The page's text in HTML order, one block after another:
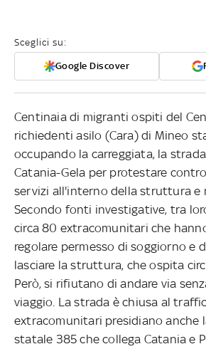
Sceglici su:
Google Discover
Centinaia di migranti ospiti del
richiedenti asilo (Cara) di Mineo
occupando la carreggiata, la
Catania-Gela per protestare
servizi all'interno della struttura e
Secondo fonti investigative, tra
circa 80 extracomunitari che
regolare permesso di soggiorno e
lasciare la struttura, che ospita
Però, si rifiutano di andare via
viaggio. La strada è chiusa al
extracomunitari presidiano anche
statale 385 che collega Catania e